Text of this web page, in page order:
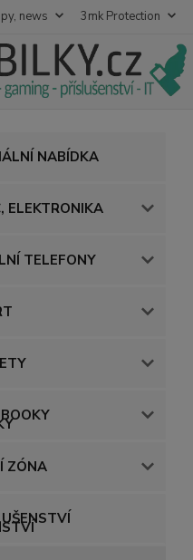
news 3mk Protection
NABÍDKA
ELEKTRONIKA
TELEFONY
ZÓNA